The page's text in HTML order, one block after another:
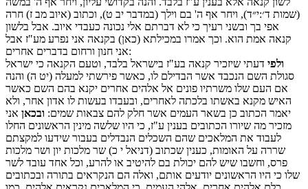
(שמות ד׳:י״ד), ויחר אף ה' בם וילך (במדבר יב ט), וכתוב (איוב מב ז) חרה
אפי בך ובשני רעיך כי לא דברתם אלי נכונה כעבדי איוב. אבל בלשון
קנאה אמת הוא. וכך אמרו במכילתא (כאן) בקנאה אני נפרע מע"ז אבל
אני חנון ורחום בדברים אחרים:
ולפי דעתי שיזכיר קנאה בע"ז בישראל בלבד, וטעם הקנאה כי ישראל
סגולת השם הנכבד אשר הבדילם לו, כאשר פירשתי למעלה (יט ה) והנה
אם העם שלו משרתיו פונים אל אלהים אחרים יקנא בהם השם כאשר
האיש מקנא באשתו בלכתה לאחרים, ובעבדו בעשות לו אדון אחר, ולא
יאמר הכתוב כן בשאר העמים אשר חלק להם צבאות שמים: ובכאן אני
מזכיר מה שיורו הכתובים בענין ע"ז, כי היו שלשה מינין הראשונים החלו
לעבוד את המלאכים שהם השכלים הנבדלים בעבור שידעו למקצתם
שררה על האומות, כענין שכתוב (דניאל י כ) שר מלכות יון ושר מלכות
פרס, וחשבו שיש להם יכולת בם להיטיב או להרע, וכל אחד עובד לשר
שלו כי היו הראשונים יודעים אותם, ואלה הם הנקראים בתורה ובכתובים